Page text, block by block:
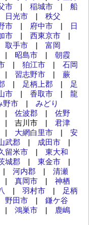
市 | 稲城市 | 船
日光市 | 秩父
市 | 府中市 |
日
市 | 西東京市 |
取手市 | 富岡
| 昭島市 | 朝霞
| 狛江市 | 石岡
| 習志野市 | 蕨
| 足柄上郡 |
足
市 | 香取市 | 龍
野市 | みどり
| 佐波郡 | 佐野
| 吉川市 | 君津
| 大網白里市 | 安
武郡 | 成田市 |
留米市 | 東大和
城郡 | 東金市 |
| 河内郡 | 清瀬
| 真岡市 | 神栖
| 羽村市 |
足柄
野田市 | 鎌ケ谷
| 鴻巣市 |
鹿嶋